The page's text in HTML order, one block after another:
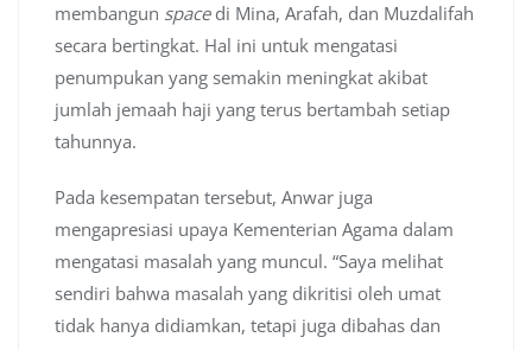
membangun spacedi Mina, Arafah, dan Muzdalifah
secara bertingkat. Hal ini untuk mengatasi
penumpukan yang semakin meningkat akibat
jumlah jemaah haji yang terus bertambah setiap
tahunnya.
Pada kesempatan tersebut, Anwar juga
mengapresiasi upaya Kementerian Agama dalam
mengatasi masalah yang muncul. “Saya melihat
sendiri bahwa masalah yang dikritisi oleh umat
tidak hanya didiamkan, tetapi juga dibahas dan